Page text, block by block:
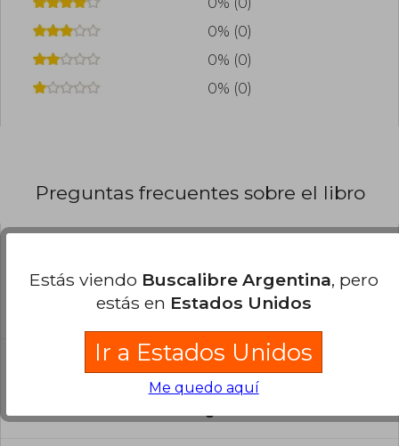
0% (0)
0% (0)
0% (0)
0% (0)
Preguntas frecuentes sobre el libro
Todos los libros de nuestro
catálogo son Originales.
¿En qué Idioma está escrito el
Estás viendo Buscalibre Argentina, pero
estás en Estados Unidos
Ir a Estados Unidos
Me quedo aquí